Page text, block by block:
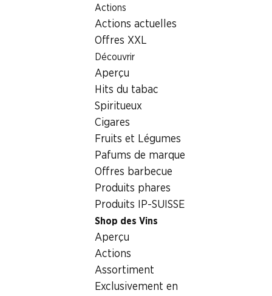
Actions
Actions actuelles
Offres XXL
Découvrir
Aperçu
Hits du tabac
Spiritueux
Cigares
Fruits et Légumes
Pafums de marque
Offres barbecue
Produits phares
Produits IP-SUISSE
Shop des Vins
Aperçu
Actions
Assortiment
Exclusivement en
Vins/champagnes
Domaine de la Maison Blanche Morges AOC La Côte
Domaine de la Maison Blanche